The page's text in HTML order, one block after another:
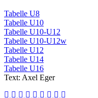
Tabelle U8
Tabelle U10
Tabelle U10-U12
Tabelle U10-U12w
Tabelle U12
Tabelle U14
Tabelle U16
Text: Axel Eger